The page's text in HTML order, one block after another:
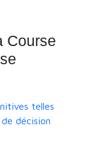
Course
telles
décision